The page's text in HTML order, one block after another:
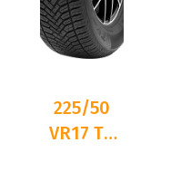
225/50
VR17 TL